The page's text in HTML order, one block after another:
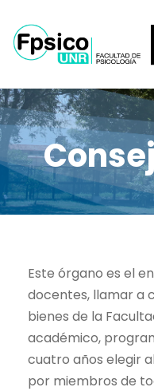
Este órgano es el
docentes, llamar a
bienes de la
académico,
cuatro años elegir
por miembros de